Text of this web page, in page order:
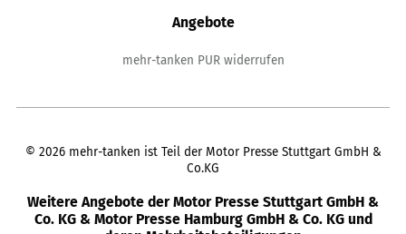
Angebote
mehr-tanken PUR widerrufen
© 2026 mehr-tanken ist Teil der Motor Presse Stuttgart GmbH &
Co.KG
Weitere Angebote der Motor Presse Stuttgart GmbH &
Co. KG & Motor Presse Hamburg GmbH & Co. KG und